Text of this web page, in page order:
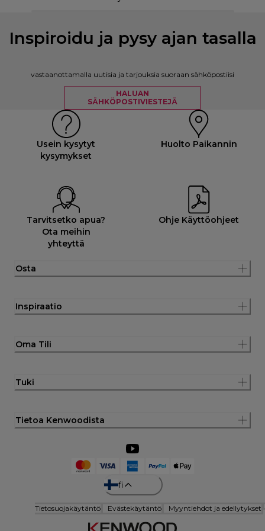
Inspiroidu ja pysy ajan tasalla
vastaanottamalla uutisia ja tarjouksia suoraan sähköpostiisi
HALUAN
SÄHKÖPOSTIVIESTEJÄ
Usein kysytyt
kysymykset
Huolto Paikannin
Tarvitsetko apua?
Ota meihin
yhteyttä
Ohje Käyttöohjeet
Osta
Inspiraatio
Oma Tili
Tuki
Tietoa Kenwoodista
fi
Tietosuojakäytäntö Evästekäytäntö Myyntiehdot ja edellytykset